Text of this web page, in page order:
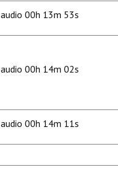
00h 13m 53s
00h 14m 02s
00h 14m 11s